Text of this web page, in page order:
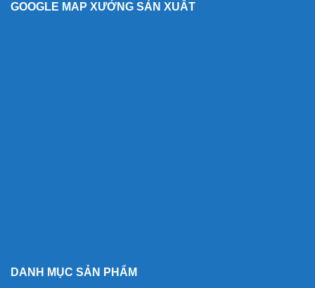
GOOGLE MAP XƯỞNG SẢN XUẤT
DANH MỤC SẢN PHẨM